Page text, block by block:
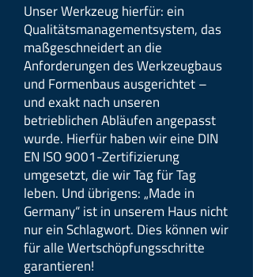
Unser Werkzeug hierfür: ein
Qualitätsmanagementsystem, das
maßgeschneidert an die
Anforderungen des Werkzeugbaus
und Formenbaus ausgerichtet –
und exakt nach unseren
betrieblichen Abläufen angepasst
wurde. Hierfür haben wir eine DIN
EN ISO 9001-Zertifizierung
umgesetzt, die wir Tag für Tag
leben. Und übrigens: „Made in
Germany“ ist in unserem Haus nicht
nur ein Schlagwort. Dies können wir
für alle Wertschöpfungsschritte
garantieren!